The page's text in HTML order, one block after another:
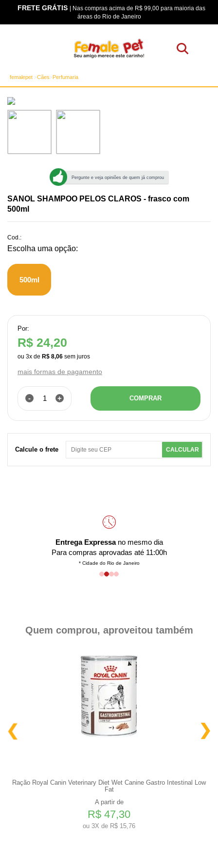
FRETE GRÁTIS | Nas compras acima de R$ 99,00 para maioria das
áreas do Rio de Janeiro
femalepet Cães Perfumaria
Pergunte e veja opiniões de quem já comprou
SANOL SHAMPOO PELOS CLAROS - frasco com
500ml
Cod.:
500ml
Por:
R$ 24,20
ou 3x de R$ 8,06
mais formas de pagamento
- + COMPRAR
Calcule o frete CALCULAR
Entrega Expressano mesmo dia
Para compras aprovadas até 11:00h
* Cidade do Rio de Janeiro
Quem comprou, aproveitou também
Ração Royal Canin Veterinary Diet Wet Canine Gastro Intestinal Low
Fat
A partir de
R$ 47,30
ou 3X de R$ 15,76